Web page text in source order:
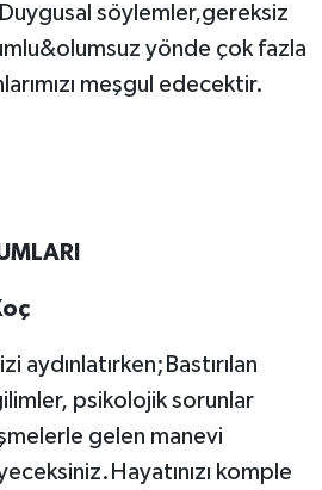
söylemler,gereksiz
yönde çok fazla
meşgul edecektir.
aydınlatırken;Bastırılan
psikolojik sorunlar
gelen manevi
komple